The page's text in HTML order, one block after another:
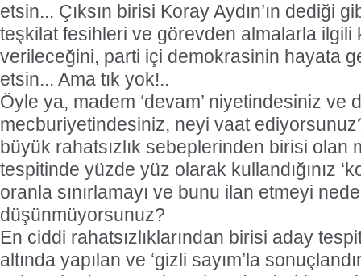
etsin... Çıksın birisi Koray Aydın’ın dediği
teşkilat fesihleri ve görevden almalarla ilgili
verileceğini, parti içi demokrasinin hayata
etsin... Ama tık yok!..
Öyle ya, madem ‘devam’ niyetindesiniz ve
mecburiyetindesiniz, neyi vaat
büyük rahatsızlık sebeplerinden birisi olan
tespitinde yüzde yüz olarak kullandığınız
oranla sınırlamayı ve bunu ilan etmeyi
düşünmüyorsunuz?
En ciddi rahatsızlıklarından birisi aday
altında yapılan ve ‘gizli sayım’la